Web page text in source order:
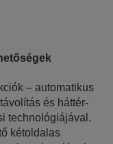
– automatikus
és háttér-
technológiájával.
kétoldalas